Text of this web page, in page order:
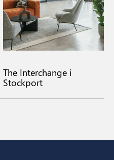
The Interchange i
Stockport